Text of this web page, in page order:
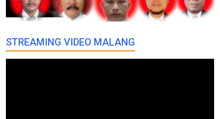
STREAMING VIDEO MALANG